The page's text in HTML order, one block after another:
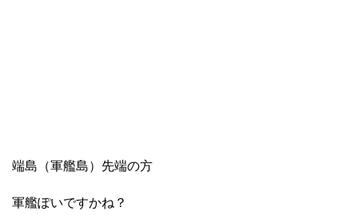
端島（軍艦島）先端の方
軍艦ぽいですかね？